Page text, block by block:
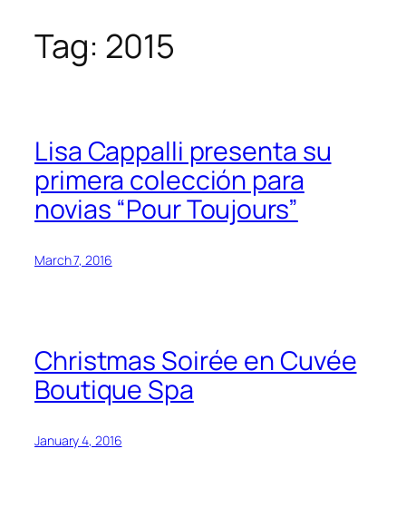
SkipTag: 2015
Lisa Cappalli presenta su
primera colección para
novias “Pour Toujours”
March 7, 2016
Christmas Soirée en Cuvée
Boutique Spa
January 4, 2016